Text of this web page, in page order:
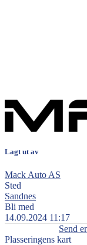
Lagt ut av
Mack Auto AS
Sted
Sandnes
Bli med
14.09.2024 11:17
Send
Plasseringens kart